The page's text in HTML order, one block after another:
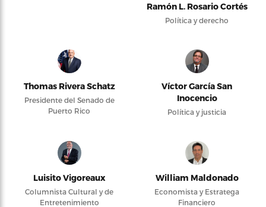
Ramón L. Rosario Cortés
Política y derecho
Thomas Rivera Schatz
Presidente del Senado de
Puerto Rico
Víctor García San
Inocencio
Política y justicia
Luisito Vigoreaux
Columnista Cultural y de
Entretenimiento
William Maldonado
Economista y Estratega
Financiero